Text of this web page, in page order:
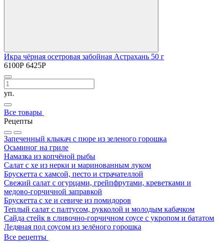
Икра чёрная осетровая забойная Астрахань 50 г
6100Р 6425Р
уп.
Все товары
Рецепты
Запеченный клыкач с пюре из зеленого горошка
Осьминог на гриле
Намазка из копчёной рыбы
Салат с хе из нерки и маринованным луком
Брускетта с хамсой, песто и страчателлой
Свежий салат с огурцами, грейпфрутами, креветками и
медово-горчичной заправкой
Брускетта с хе и севиче из помидоров
Теплый салат с палтусом, рукколой и молодым кабачком
Сайда стейк в сливочно-горчичном соусе с укропом и бататом
Ледяная под соусом из зелёного горошка
Все рецепты